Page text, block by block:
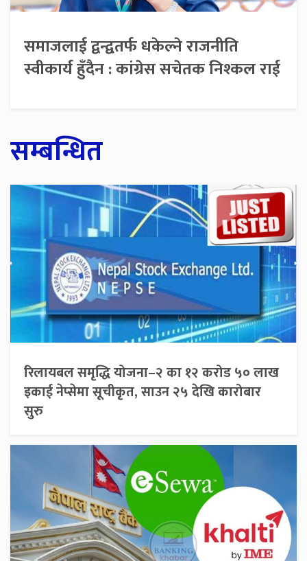
समाजलाई द्वन्द्वतर्फ धकेल्ने राजनीति
स्वीकार्य हुँदैन : कांग्रेस सचेतक निश्कल राई
सम्बन्धित
रिलायबल समृद्धि योजना–२ का १२ करोड ५० लाख
इकाई नेप्सेमा सूचीकृत, साउन २५ देखि कारोबार
सुरु